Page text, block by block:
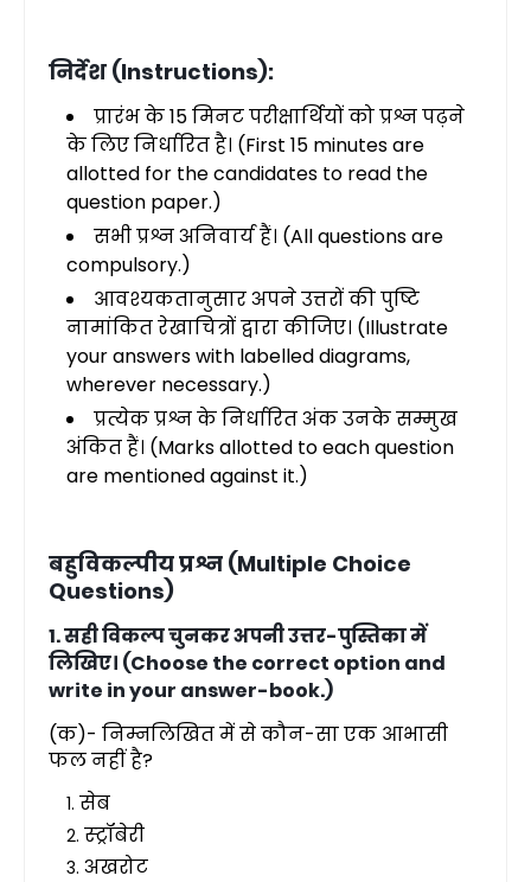
निर्देश (Instructions):
प्रारंभ के 15 मिनट परीक्षार्थियों को प्रश्न पढ़ने
के लिए निर्धारित है। (First 15 minutes are
allotted for the candidates to read the
question paper.)
सभी प्रश्न अनिवार्य हैं। (All questions are
compulsory.)
आवश्यकतानुसार अपने उत्तरों की पुष्टि
नामांकित रेखाचित्रों द्वारा कीजिए। (Illustrate
your answers with labelled diagrams,
wherever necessary.)
प्रत्येक प्रश्न के निर्धारित अंक उनके सम्मुख
अंकित हैं। (Marks allotted to each question
are mentioned against it.)
बहुविकल्पीय प्रश्न (Multiple Choice
Questions)
1. सही विकल्प चुनकर अपनी उत्तर-पुस्तिका में
लिखिए। (Choose the correct option and
write in your answer-book.)
(क)- निम्नलिखित में से कौन-सा एक आभासी
फल नहीं है?
सेब
स्ट्रॉबेरी
अखरोट